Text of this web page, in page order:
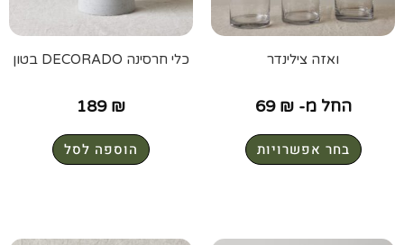
ואזה צילינדר
החל מ- 69 ₪
בחר אפשרויות
כלי חרסינה DECORADO בטון
189 ₪
הוספה לסל